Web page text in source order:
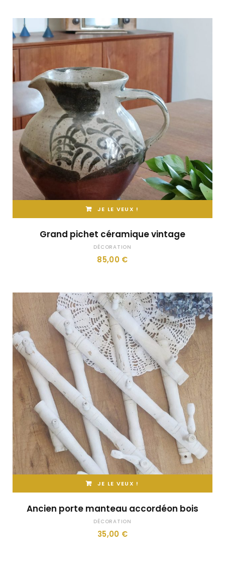
JE LE VEUX !
Grand pichet céramique vintage
DÉCORATION
85,00 €
JE LE VEUX !
Ancien porte manteau accordéon bois
DÉCORATION
35,00 €